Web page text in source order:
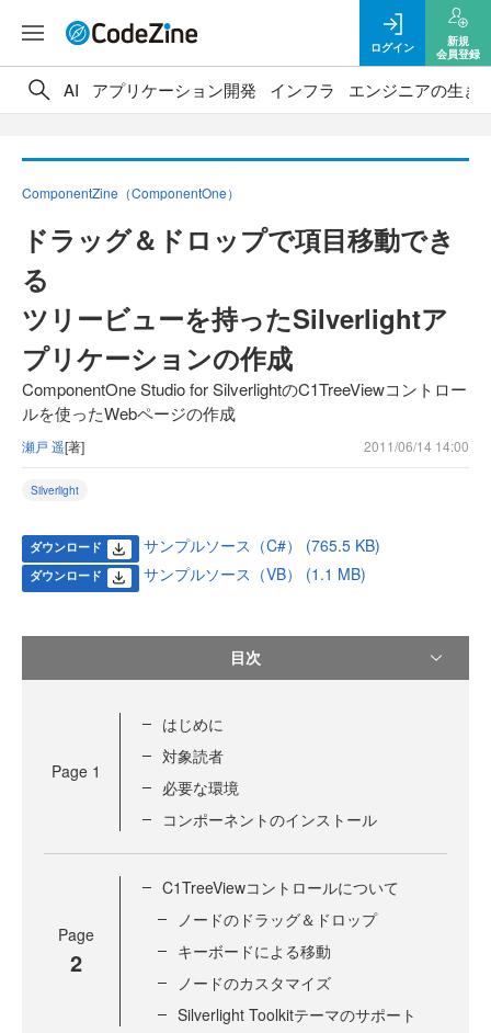
ログイン
新規
会員登録
AI アプリケーション開発 インフラ エンジニアの生き
ComponentZine（ComponentOne）
ドラッグ＆ドロップで項目移動でき
る
ツリービューを持ったSilverlightア
プリケーションの作成
ComponentOne Studio for SilverlightのC1TreeViewコントロー
ルを使ったWebページの作成
瀬戸 遥[著] 2011/06/14 14:00
Silverlight
ダウンロード サンプルソース（C#） (765.5 KB)
ダウンロード サンプルソース（VB） (1.1 MB)
目次
Page 1
はじめに
対象読者
必要な環境
コンポーネントのインストール
Page
2
C1TreeViewコントロールについて
ノードのドラッグ＆ドロップ
キーボードによる移動
ノードのカスタマイズ
Silverlight Toolkitテーマのサポート